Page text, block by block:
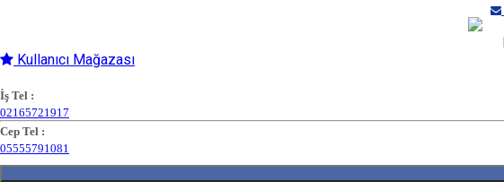
Kullanıcı Mağazası
İş Tel :
02165721917
Cep Tel :
05555791081